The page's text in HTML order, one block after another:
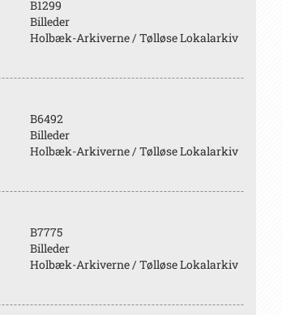
B1299
Billeder
Holbæk-Arkiverne / Tølløse Lokalarkiv
B6492
Billeder
Holbæk-Arkiverne / Tølløse Lokalarkiv
B7775
Billeder
Holbæk-Arkiverne / Tølløse Lokalarkiv